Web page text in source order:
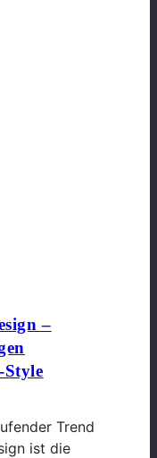
–
Trend
ist die